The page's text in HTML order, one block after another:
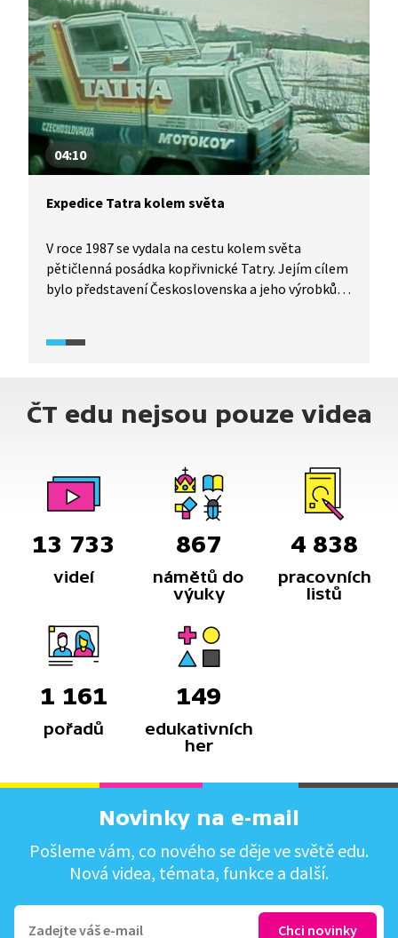
04:10
Expedice Tatra kolem světa
V roce 1987 se vydala na cestu kolem světa
pětičlenná posádka kopřivnické Tatry. Jejím cílem
bylo představení Československa a jeho výrobků
kilometrů a během cesty byli například
Po třech letech se posádka Tatry vrátila do zcela
nových společenských poměrů. Původní účel cesty
ČT edu nejsou pouze videa
13 733
videí
867
námětů do
výuky
4 838
pracovních
listů
1 161
pořadů
149
edukativních
her
Novinky na e-mail
Pošleme vám, co nového se děje ve světě edu.
Nová videa, témata, funkce a další.